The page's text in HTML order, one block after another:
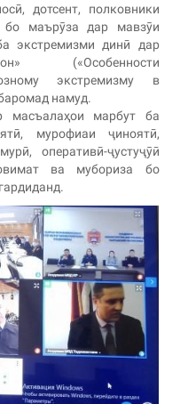
дотсент, полковники
маърӯза дар мавзӯи
экстремизми динӣ дар
(«Особенности
экстремизму в
намуд.
марбут ба
мурофиаи ҷиноятӣ,
оперативӣ-ҷустуҷӯӣ
ва мубориза бо